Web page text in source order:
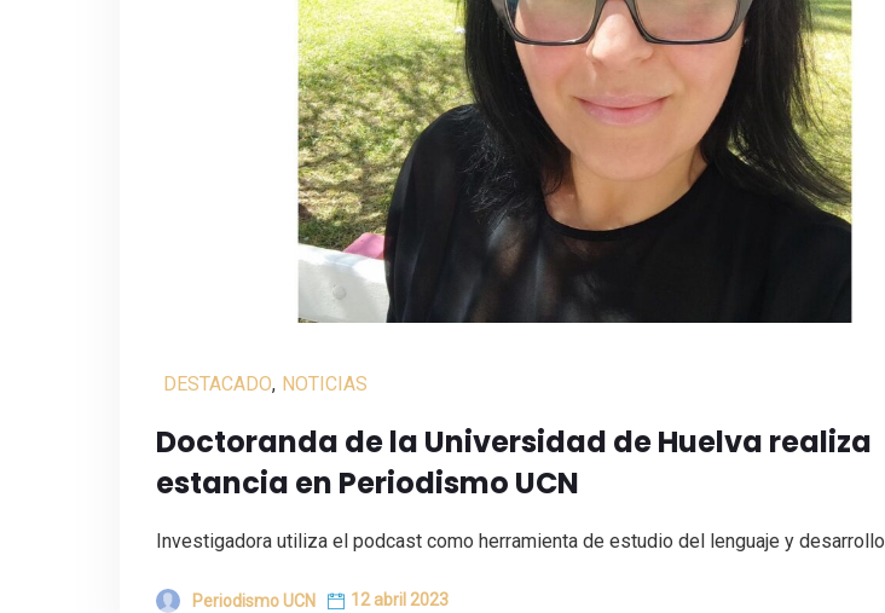
DESTACADO, NOTICIAS
Doctoranda de la Universidad de Huelva realiza
estancia en Periodismo UCN
Investigadora utiliza el podcast como herramienta de estudio del lenguaje y desarrollo
Periodismo UCN 12 abril 2023